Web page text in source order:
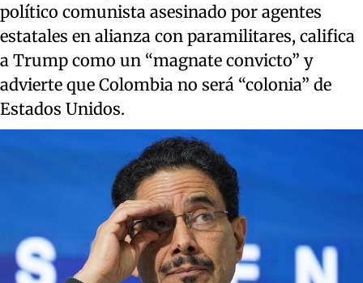
político comunista asesinado por agentes
estatales en alianza con paramilitares, califica
a Trump como un “magnate convicto” y
advierte que Colombia no será “colonia” de
Estados Unidos.